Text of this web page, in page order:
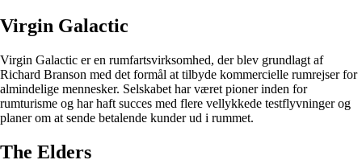
Virgin Galactic
Virgin Galactic er en rumfartsvirksomhed, der blev grundlagt af
Richard Branson med det formål at tilbyde kommercielle rumrejser for
almindelige mennesker. Selskabet har været pioner inden for
rumturisme og har haft succes med flere vellykkede testflyvninger og
planer om at sende betalende kunder ud i rummet.
The Elders